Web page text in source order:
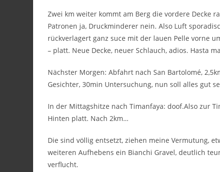
Zwei km weiter kommt am Berg die vordere Decke
Patronen ja, Druckminderer nein. Also Luft
rückverlagert ganz suce mit der lauen Pelle vorne
– platt. Neue Decke, neuer Schlauch, adios. Hasta
Nächster Morgen: Abfahrt nach San Bartolomé,
Gesichter, 30min Untersuchung, nun soll alles gut
In der Mittagshitze nach Timanfaya: doof.Also zur
Hinten platt. Nach 2km…
Die sind völlig entsetzt, ziehen meine Vermutung,
weiteren Aufhebens ein Bianchi Gravel, deutlich
verflucht.